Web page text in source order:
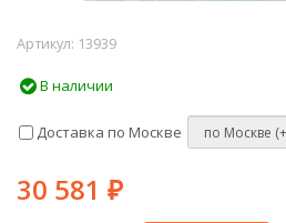
Артикул: 13939
В наличии
Доставка по Москве
30 581 ₽